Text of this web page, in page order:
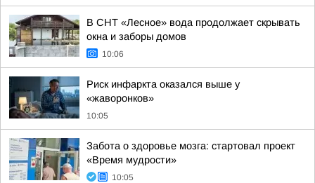
В СНТ «Лесное» вода продолжает скрывать
окна и заборы домов
10:06
Риск инфаркта оказался выше у
«жаворонков»
10:05
Забота о здоровье мозга: стартовал проект
«Время мудрости»
10:05